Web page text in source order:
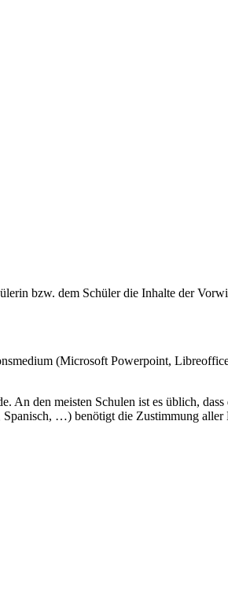
bzw. dem Schüler die Inhalte der
(Microsoft Powerpoint,
den meisten Schulen ist es üblich,
…) benötigt die Zustimmung aller